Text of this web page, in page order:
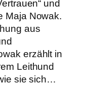
und
Maja Nowak.
aus
erzählt in
Leithund
sie sich…